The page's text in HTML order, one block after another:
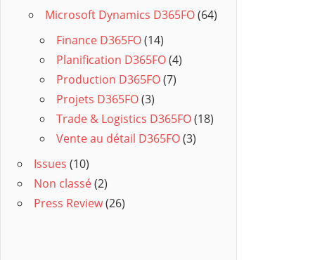
Microsoft Dynamics D365FO(64)
Finance D365FO(14)
Planification D365FO(4)
Production D365FO(7)
Projets D365FO(3)
Trade & Logistics D365FO(18)
Vente au détail D365FO(3)
Issues (10)
Non classé(2)
Press Review(26)